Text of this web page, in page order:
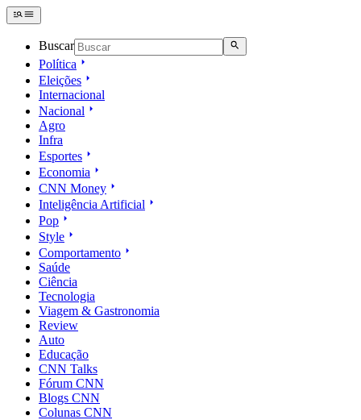
Buscar
Política
Eleições
Internacional
Nacional
Agro
Infra
Esportes
Economia
CNN Money
Inteligência Artificial
Pop
Style
Comportamento
Saúde
Ciência
Tecnologia
Viagem & Gastronomia
Review
Auto
Educação
CNN Talks
Fórum CNN
Blogs CNN
Colunas CNN